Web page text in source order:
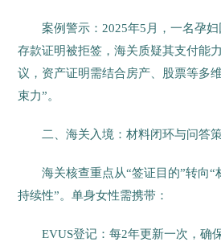
案例警示：2025年5月，一名孕
存款证明被拒签，海关质疑其支付能
议，资产证明需结合房产、股票等多
束力”。
二、海关入境：材料闭环与问答
海关核查重点从“签证目的”转向“
持续性”。单身女性需携带：
EVUS登记：每2年更新一次，确